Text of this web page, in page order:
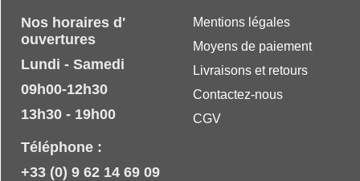
Mentions légales
Moyens de paiement
Livraisons et retours
Contactez-nous
CGV
Nos horaires d'
ouvertures
Lundi - Samedi
09h00-12h30
13h30 - 19h00
Téléphone :
+33 (0) 9 62 14 69 09